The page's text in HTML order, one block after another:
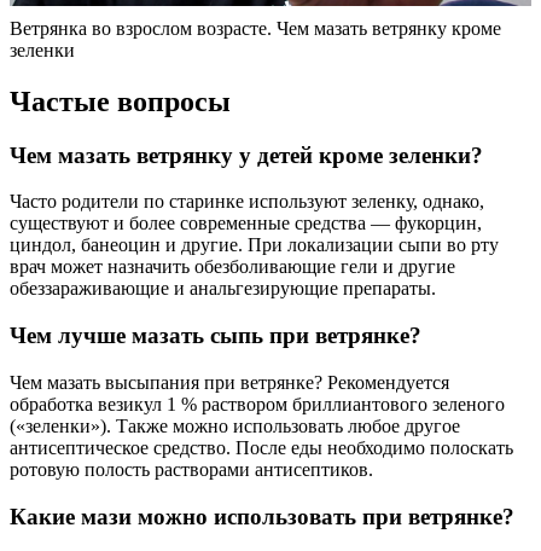
Ветрянка во взрослом возрасте. Чем мазать ветрянку кроме
зеленки
Частые вопросы
Чем мазать ветрянку у детей кроме зеленки?
Часто родители по старинке используют зеленку, однако,
существуют и более современные средства — фукорцин,
циндол, банеоцин и другие. При локализации сыпи во рту
врач может назначить обезболивающие гели и другие
обеззараживающие и анальгезирующие препараты.
Чем лучше мазать сыпь при ветрянке?
Чем мазать высыпания при ветрянке? Рекомендуется
обработка везикул 1 % раствором бриллиантового зеленого
(«зеленки»). Также можно использовать любое другое
антисептическое средство. После еды необходимо полоскать
ротовую полость растворами антисептиков.
Какие мази можно использовать при ветрянке?